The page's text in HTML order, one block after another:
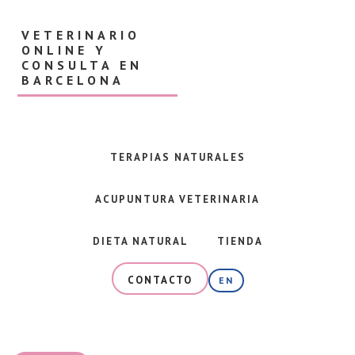
main
content
footerVETERINARIO
ONLINE Y
CONSULTA EN
BARCELONA
TERAPIAS NATURALES
ACUPUNTURA VETERINARIA
DIETA NATURAL TIENDA
CONTACTO EN